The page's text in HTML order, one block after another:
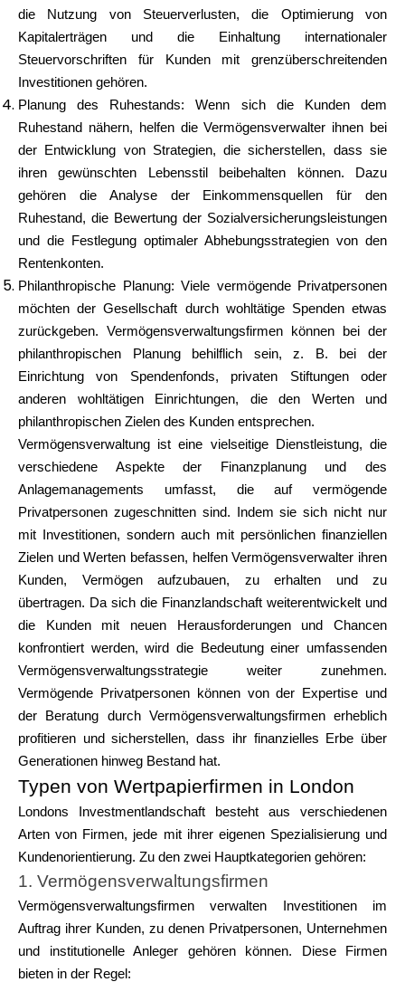
die Nutzung von Steuerverlusten, die Optimierung von
Kapitalerträgen und die Einhaltung internationaler
Steuervorschriften für Kunden mit grenzüberschreitenden
Investitionen gehören.
Planung des Ruhestands: Wenn sich die Kunden dem
Ruhestand nähern, helfen die Vermögensverwalter ihnen bei
der Entwicklung von Strategien, die sicherstellen, dass sie
ihren gewünschten Lebensstil beibehalten können. Dazu
gehören die Analyse der Einkommensquellen für den
Ruhestand, die Bewertung der Sozialversicherungsleistungen
und die Festlegung optimaler Abhebungsstrategien von den
Rentenkonten.
Philanthropische Planung: Viele vermögende Privatpersonen
möchten der Gesellschaft durch wohltätige Spenden etwas
zurückgeben. Vermögensverwaltungsfirmen können bei der
philanthropischen Planung behilflich sein, z. B. bei der
Einrichtung von Spendenfonds, privaten Stiftungen oder
anderen wohltätigen Einrichtungen, die den Werten und
philanthropischen Zielen des Kunden entsprechen.
Vermögensverwaltung ist eine vielseitige Dienstleistung, die
verschiedene Aspekte der Finanzplanung und des
Anlagemanagements umfasst, die auf vermögende
Privatpersonen zugeschnitten sind. Indem sie sich nicht nur
mit Investitionen, sondern auch mit persönlichen finanziellen
Zielen und Werten befassen, helfen Vermögensverwalter ihren
Kunden, Vermögen aufzubauen, zu erhalten und zu
übertragen. Da sich die Finanzlandschaft weiterentwickelt und
die Kunden mit neuen Herausforderungen und Chancen
konfrontiert werden, wird die Bedeutung einer umfassenden
Vermögensverwaltungsstrategie weiter zunehmen.
Vermögende Privatpersonen können von der Expertise und
der Beratung durch Vermögensverwaltungsfirmen erheblich
profitieren und sicherstellen, dass ihr finanzielles Erbe über
Generationen hinweg Bestand hat.
Typen von Wertpapierfirmen in London
Londons Investmentlandschaft besteht aus verschiedenen
Arten von Firmen, jede mit ihrer eigenen Spezialisierung und
Kundenorientierung. Zu den zwei Hauptkategorien gehören:
1. Vermögensverwaltungsfirmen
Vermögensverwaltungsfirmen verwalten Investitionen im
Auftrag ihrer Kunden, zu denen Privatpersonen, Unternehmen
und institutionelle Anleger gehören können. Diese Firmen
bieten in der Regel: